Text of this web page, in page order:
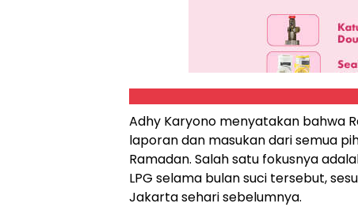
Adhy Karyono menyatakan bahwa
laporan dan masukan dari semua
Ramadan. Salah satu fokusnya
LPG selama bulan suci tersebut,
Jakarta sehari sebelumnya.